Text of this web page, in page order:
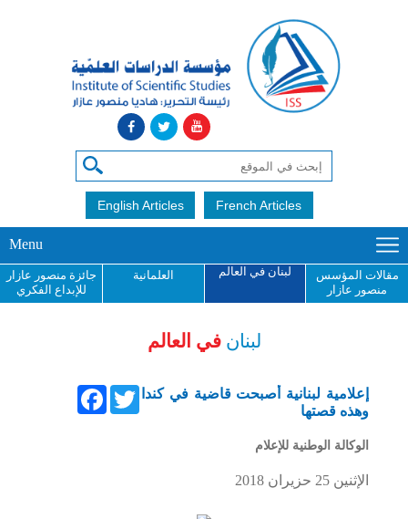
English Articles French Articles
Menu
مقالات المؤسس
منصور عازار
لبنان في العالم العلمانية
جائزة منصور عازار
للإبداع الفكري
لبنان في العالم
FacebookTwitter إعلامية لبنانية أصبحت قاضية في كندا
وهذه قصتها
الوكالة الوطنية للإعلام
الإثنين 25 حزيران 2018